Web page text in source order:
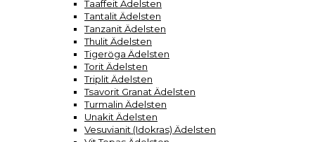
Taaffeit Ädelsten
Tantalit Ädelsten
Tanzanit Ädelsten
Thulit Ädelsten
Tigeröga Ädelsten
Torit Ädelsten
Triplit Ädelsten
Tsavorit Granat Ädelsten
Turmalin Ädelsten
Unakit Ädelsten
Vesuvianit (Idokras) Ädelsten